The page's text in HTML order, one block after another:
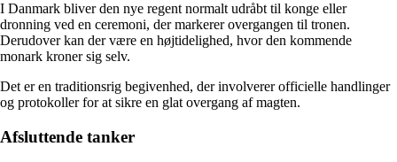
I Danmark bliver den nye regent normalt udråbt til konge eller
dronning ved en ceremoni, der markerer overgangen til tronen.
Derudover kan der være en højtidelighed, hvor den kommende
monark kroner sig selv.
Det er en traditionsrig begivenhed, der involverer officielle handlinger
og protokoller for at sikre en glat overgang af magten.
Afsluttende tanker